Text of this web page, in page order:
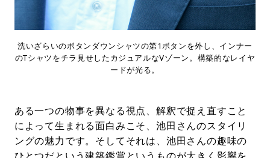
洗いざらいのボタンダウンシャツの第1ボタンを外し、インナー
のTシャツをチラ見せしたカジュアルなVゾーン。構築的なレイヤ
ードが光る。
ある一つの物事を異なる視点、解釈で捉え直すこと
によって生まれる面白みこそ、池田さんのスタイリ
ングの魅力です。そしてそれは、池田さんの趣味の